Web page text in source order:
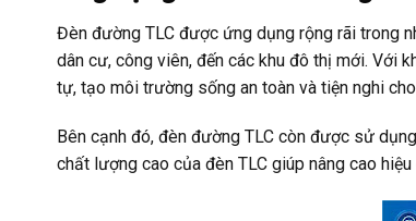
Đèn đường TLC được ứng dụng rộng rãi trong
dân cư, công viên, đến các khu đô thị mới. Với
tự, tạo môi trường sống an toàn và tiện nghi
Bên cạnh đó, đèn đường TLC còn được sử
chất lượng cao của đèn TLC giúp nâng cao